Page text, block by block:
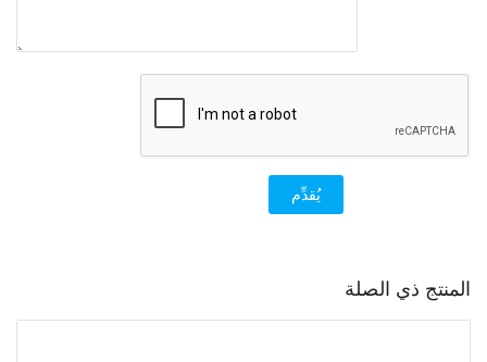
يُقدِّم
المنتج ذي الصلة